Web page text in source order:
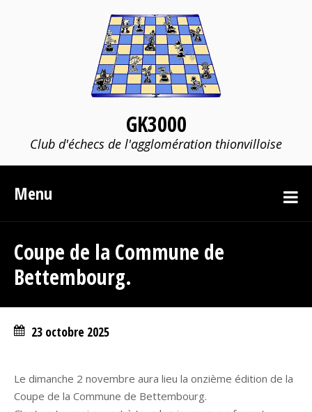
GK3000
Club d'échecs de l'agglomération thionvilloise
Menu
Coupe de la Commune de
Bettembourg.
23 octobre 2025
Le dimanche 2 novembre aura lieu la onzième édition de la
Coupe de la Commune de Bettembourg.